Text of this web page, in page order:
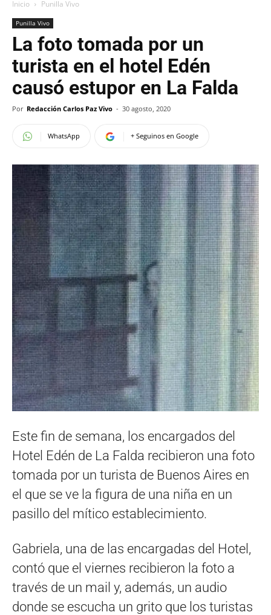
Inicio Punilla Vivo
Punilla Vivo
La foto tomada por un
turista en el hotel Edén
causó estupor en La Falda
Por Redacción Carlos Paz Vivo - 30 agosto, 2020
WhatsApp + Seguinos en Google
Este fin de semana, los encargados del
Hotel Edén de La Falda recibieron una foto
tomada por un turista de Buenos Aires en
el que se ve la figura de una niña en un
pasillo del mítico establecimiento.
Gabriela, una de las encargadas del Hotel,
contó que el viernes recibieron la foto a
través de un mail y, además, un audio
donde se escucha un grito que los turistas